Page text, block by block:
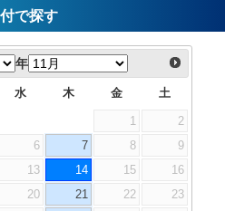
付で探す
年
水 木 金 土
1
2
6 7 8
9
13 14 15
16
20 21 22
23